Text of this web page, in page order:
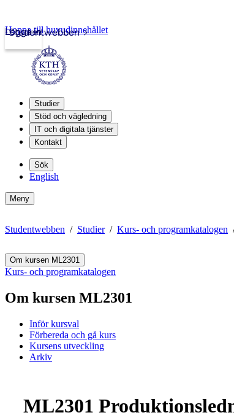
Studentwebben
Logga in
Hoppa till huvudinnehållet
Studier
Stöd och vägledning
IT och digitala tjänster
Kontakt
Sök
English
Meny
Studentwebben Studier Kurs- och programkatalogen
Om kursen ML2301
Kurs- och programkatalogen
Om kursen ML2301
Inför kursval
Förbereda och gå kurs
Kursens utveckling
Arkiv
ML2301